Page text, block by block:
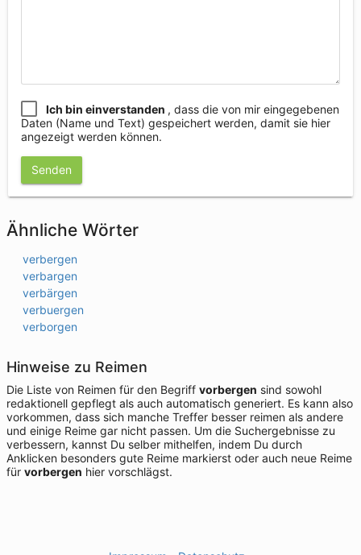
Ich bin einverstanden , dass die von mir eingegebenen
Daten (Name und Text) gespeichert werden, damit sie hier
angezeigt werden können.
Senden
Ähnliche Wörter
verbergen
verbargen
verbärgen
verbuergen
verborgen
Hinweise zu Reimen
Die Liste von Reimen für den Begriff vorbergen sind sowohl
redaktionell gepflegt als auch automatisch generiert. Es kann also
vorkommen, dass sich manche Treffer besser reimen als andere
und einige Reime gar nicht passen. Um die Suchergebnisse zu
verbessern, kannst Du selber mithelfen, indem Du durch
Anklicken besonders gute Reime markierst oder auch neue Reime
für vorbergen hier vorschlägst.